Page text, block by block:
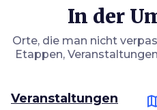
In der
Orte, die man nicht
Etappen,
Veranstaltungen